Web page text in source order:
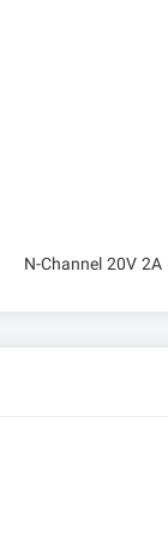
N-Channel 20V